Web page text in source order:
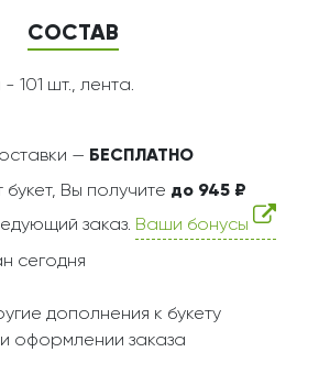
СОСТАВ
101 шт., лента.
— БЕСПЛАТНО
букет, Вы получите до 945 ₽
заказ. Ваши бонусы
сегодня
дополнения к букету
оформлении заказа